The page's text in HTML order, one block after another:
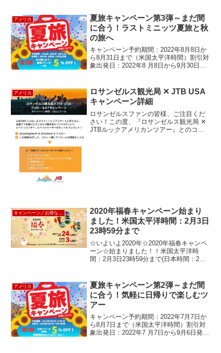
いダイナミックな...
アメリカ
夏旅キャンペーン第3弾～まだ間
に合う！ラストミニッツ夏旅と秋
の旅へ
キャンペーン予約期間：2022年8月8日か
ら8月31日まで（米国太平洋時間）割引対
象出発日：2022年8 月8日から9月30日発
ー以上！こちらからご覧ください。夏が
終...
アメリカ
ロサンゼルス観光局 ✕ JTB USA
キャンペーン詳細
ロサンゼルスファンの皆様、ご注目くだ
さい！この度、『ロサンゼルス観光局 ✕
JTBルックアメリカンツアー』とのコラ
2020年福春キャンペーン始まり
ました！米国太平洋時間：2月3日
23時59分まで
☆いよいよ2020年☆2020年福春キャンペ
ーン☆始まりました！！米国太平洋時
間：2月3日23時59分まで(日本時間：2月4
フ！！！ ↓↓↓ 割引...
アメリカ
夏旅キャンペーン第2弾～まだ間
に合う！気軽に日帰りで楽しむツ
アー
キャンペーン予約期間：2022年7月7日か
ら8月7日まで（米国太平洋時間）割引対
象出発日：2022年7 月7日から9月6日発の